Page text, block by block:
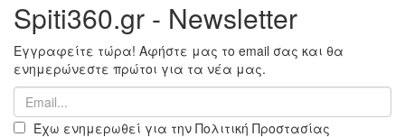
Spiti360.gr - Newsletter
Εγγραφείτε τώρα! Αφήστε μας το email σας και θα
ενημερώνεστε πρώτοι για τα νέα μας.
Έχω ενημερωθεί για την Πολιτική Προστασίας